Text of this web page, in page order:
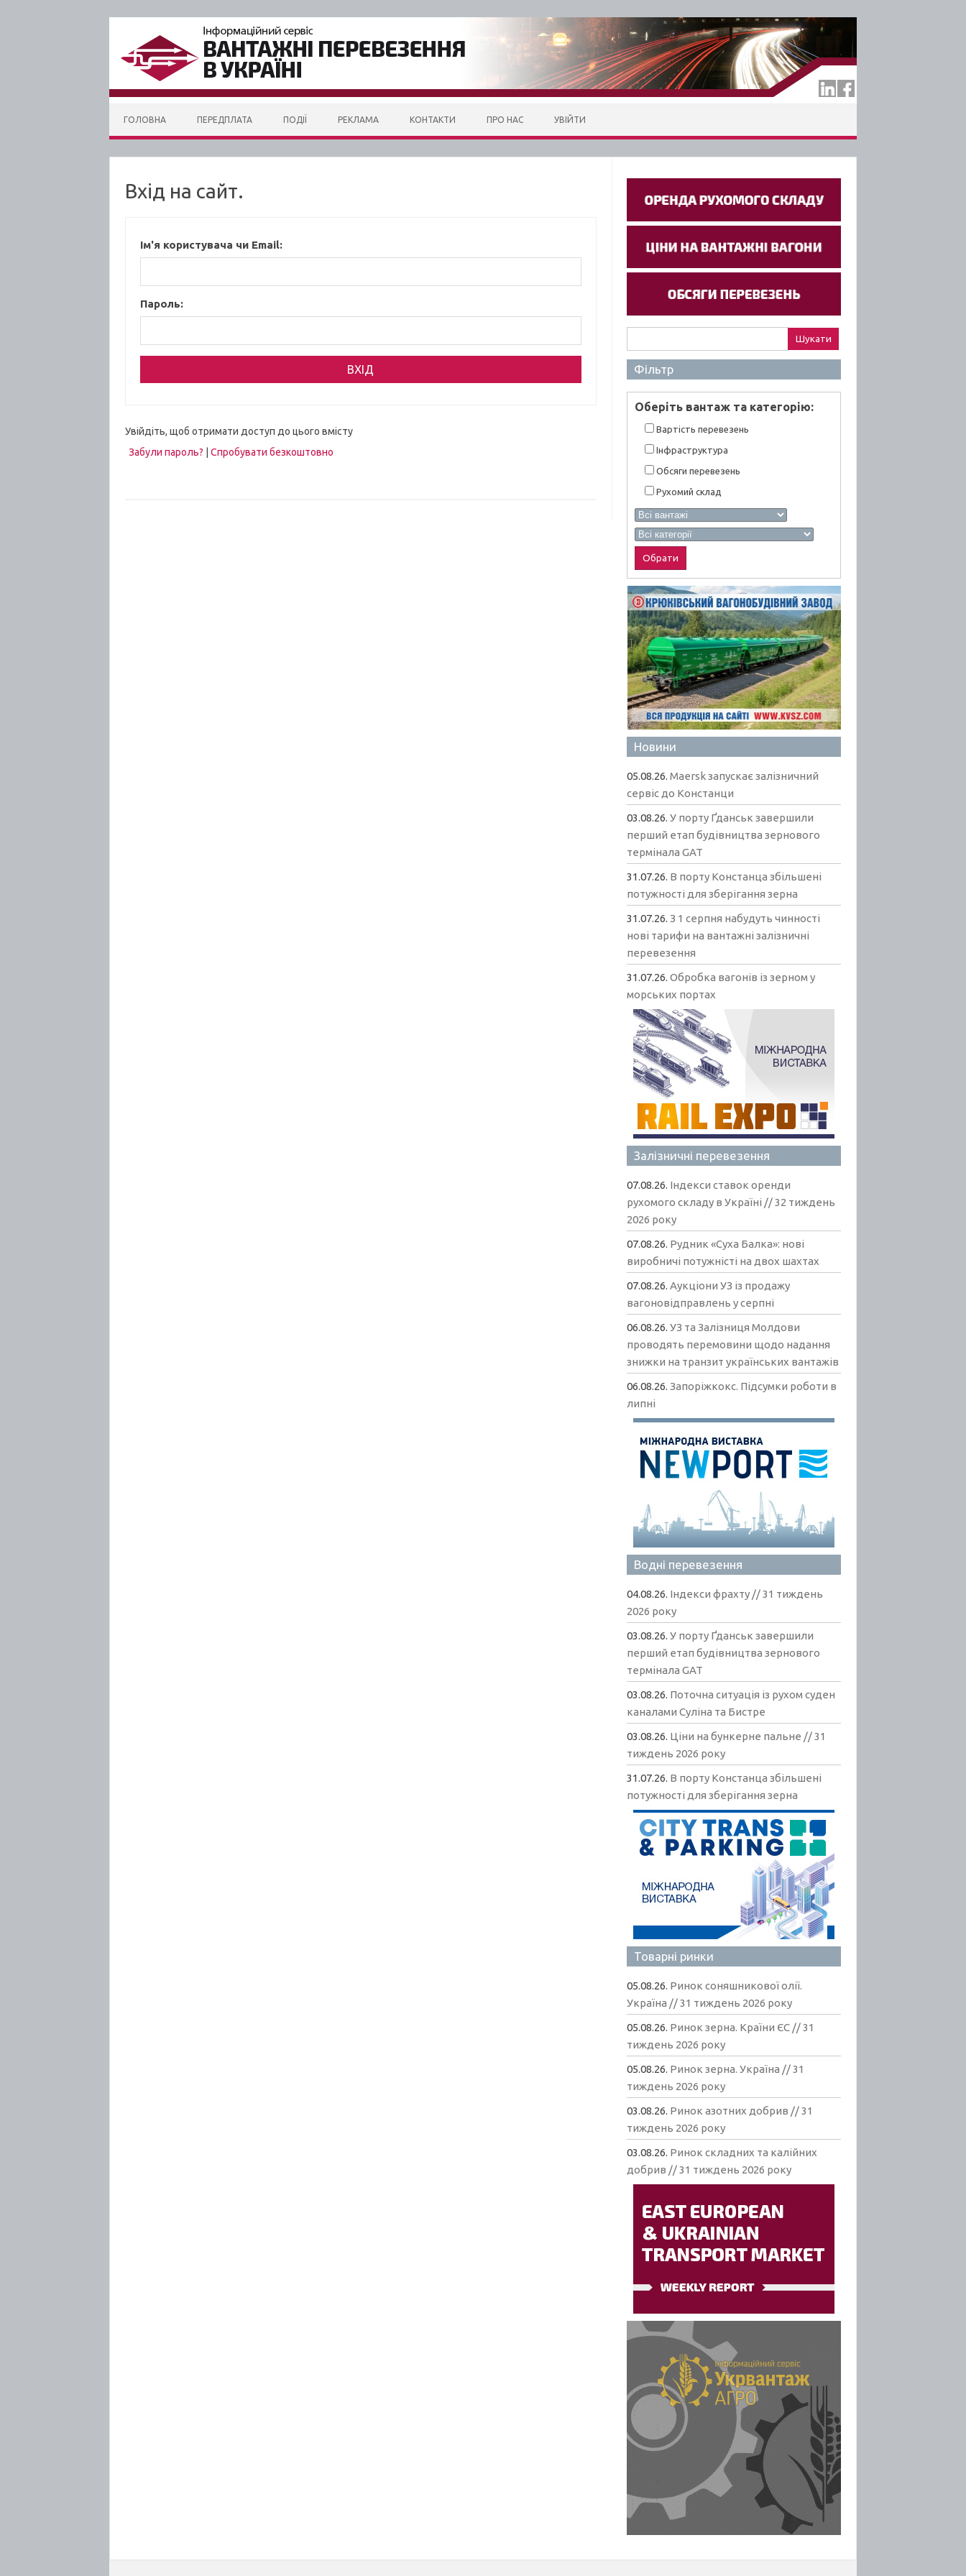
ГОЛОВНА ПЕРЕДПЛАТА ПОДІЇ РЕКЛАМА КОНТАКТИ ПРО НАС УВІЙТИ
Вхід на сайт.
Ім'я користувача чи Email:
Пароль:
Увійдіть, щоб отримати доступ до цього вмісту
Забули пароль?
Спробувати безкоштовно
Фільтр
Оберiть вантаж та категорiю:
Вартiсть перевезень
Інфраструктура
Обсяги перевезень
Рухомий склад
Новини
05.08.26.Maersk запускає залізничний
сервіс до Констанци
03.08.26.У порту Ґданськ завершили
перший етап будівництва зернового
термінала GAT
31.07.26. В порту Констанца збільшені
потужності для зберігання зерна
31.07.26.З 1 серпня набудуть чинності
нові тарифи на вантажні залізничні
перевезення
31.07.26.Обробка вагонів із зерном у
морських портах
Залізничні перевезення
07.08.26. Індекси ставок оренди
рухомого складу в Україні // 32 тиждень
2026 року
07.08.26. Рудник «Суха Балка»: нові
виробничі потужністі на двох шахтах
07.08.26.Аукціони УЗ із продажу
вагоновідправлень у серпні
06.08.26.УЗ та Залізниця Молдови
проводять перемовини щодо надання
знижки на транзит українських вантажів
06.08.26.Запоріжкокс. Підсумки роботи в
липні
Водні перевезення
04.08.26. Індекси фрахту // 31 тиждень
2026 року
03.08.26.У порту Ґданськ завершили
перший етап будівництва зернового
термінала GAT
03.08.26. Поточна ситуація із рухом суден
каналами Суліна та Бистре
03.08.26. Ціни на бункерне пальне // 31
тиждень 2026 року
31.07.26. В порту Констанца збільшені
потужності для зберігання зерна
Товарні ринки
05.08.26. Ринок соняшникової олії.
Україна // 31 тиждень 2026 року
05.08.26. Ринок зерна. Країни ЄС // 31
тиждень 2026 року
05.08.26. Ринок зерна. Україна // 31
тиждень 2026 року
03.08.26. Ринок азотних добрив // 31
тиждень 2026 року
03.08.26. Ринок складних та калійних
добрив // 31 тиждень 2026 року